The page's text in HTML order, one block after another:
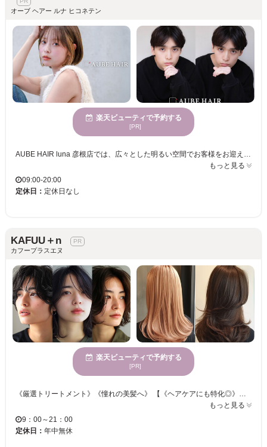
オーブ ヘアー ルナ ヒコネテン
楽天ビューティで予約する
[PR]
AUBE HAIR luna 彦根店では、広々とした明るい空間でお客様をお迎えします。マンツーマンの丁寧なカウンセリングと施術により、あなたの髪質や骨格にぴったり合ったスタイルを提案。ライフスタイルに合わせて、“自分に似合う”スタイルを実現します。そして、毎日の暮らしをより楽しくするトレンド感溢れるヘアスタイルをお届けします。お手頃の料金で理想のスタイルをキープし続けることができるので、気軽にご利用いただけます。AUBE HAIR luna 彦根店で理想の自分を見つけて、毎日の自信を手に入れましょう。若い女性のお客様にも人気で、楽しい時間を提供します。あなたの個性を引き立てる魅力的なスタイルをぜひ体験してください。
もっと見る
09:00-20:00
定休日： 定休日なし
KAFUU＋n
カフープラスエヌ
楽天ビューティで予約する
[PR]
《厳選トリートメント》《憧れの美髪へ》 【《ヘアケアにも特化◎》理想の美髪でヘアスタイルを楽しむ♪お客様の”なりたい”を全力で叶えます☆】 ファッションやライフスタイルも含めて一人ひとりへの似合わせスタイルであなたの可能性を広げます♪ クセやうねりでごわつくヘアがつるんとまとまる◎髪質改善が叶うディープトリートメントで美髪へ♪ きっと満足していただけますので、お気軽にご来店くださいませ。
もっと見る
9：00～21：00
定休日： 年中無休